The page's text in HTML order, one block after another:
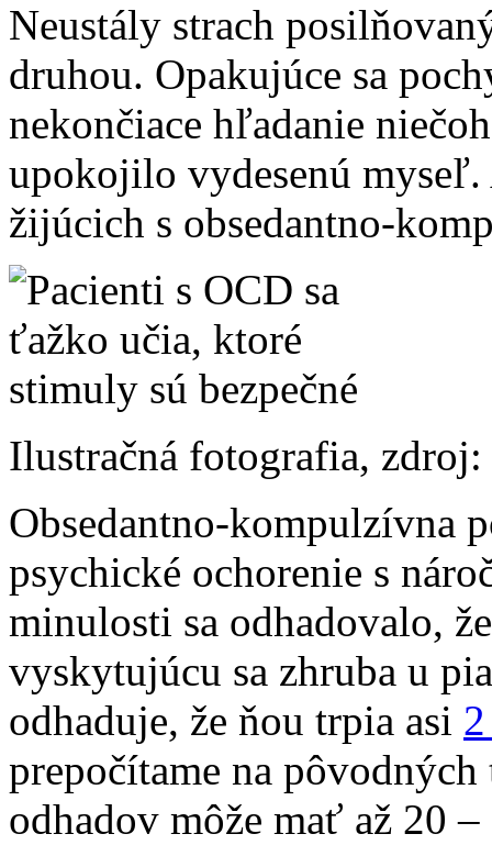
Neustály strach
druhou. Opakujúce sa
nekončiace hľadanie
upokojilo vydesenú
žijúcich s obsedantno-
Ilustračná fotografia,
Obsedantno-kompulzívna
psychické ochorenie s
minulosti sa odhadovalo,
vyskytujúcu sa zhruba u
odhaduje, že ňou trpia asi
prepočítame na
odhadov môže mať až 20